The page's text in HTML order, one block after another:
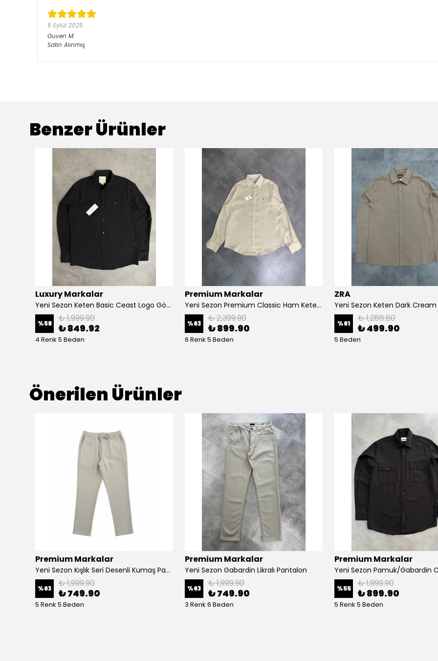
5 Eylül 2025
Guven M.
Satın Alınmış
Benzer Ürünler
Luxury Markalar
Yeni Sezon Keten Basic Ceast Logo Gömlek
%58 ₺ 1,999.90
₺ 849.92
4 Renk 5 Beden
Premium Markalar
Yeni Sezon Premium Classic Ham Keten Gömlek
%63 ₺ 2,399.90
₺ 899.90
6 Renk 5 Beden
ZRA
Yeni Sezon Keten Dark
%61 ₺ 1,288.80
₺ 499.90
5 Beden
Önerilen Ürünler
Premium Markalar
Yeni Sezon Kışlık Seri Desenli Kumaş Pantalon
%63 ₺ 1,999.90
₺ 749.90
5 Renk 5 Beden
Premium Markalar
Yeni Sezon Gabardin Likralı Pantalon
%63 ₺ 1,999.90
₺ 749.90
3 Renk 6 Beden
Premium Markalar
%55 ₺ 1,999.90
₺ 899.90
5 Renk 5 Beden